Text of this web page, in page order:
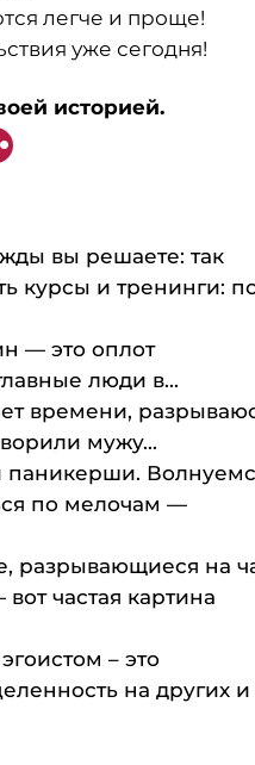
легче и проще!
уже сегодня!
историей.
вы решаете: так
курсы и тренинги:
— это оплот
люди в...
времени,
мужу...
паникерши.
по мелочам —
разрывающиеся на
частая картина
– это
на других и